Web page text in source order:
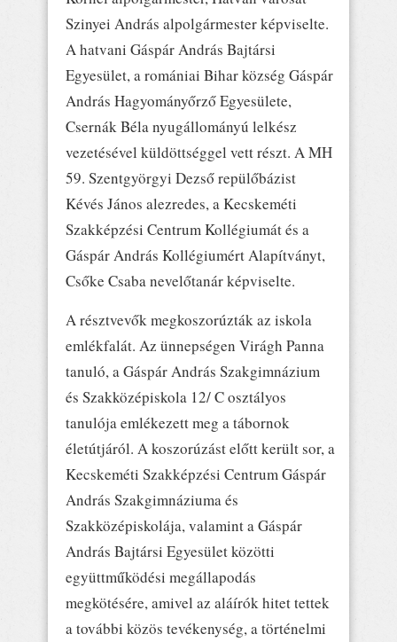
Szinyei András alpolgármester képviselte.
A hatvani Gáspár András Bajtársi
Egyesület, a romániai Bihar község Gáspár
András Hagyományőrző Egyesülete,
Csernák Béla nyugállományú lelkész
vezetésével küldöttséggel vett részt. A MH
59. Szentgyörgyi Dezső repülőbázist
Kévés János alezredes, a Kecskeméti
Szakképzési Centrum Kollégiumát és a
Gáspár András Kollégiumért Alapítványt,
Csőke Csaba nevelőtanár képviselte.
A résztvevők megkoszorúzták az iskola
emlékfalát. Az ünnepségen Virágh Panna
tanuló, a Gáspár András Szakgimnázium
és Szakközépiskola 12/ C osztályos
tanulója emlékezett meg a tábornok
életútjáról. A koszorúzást előtt került sor, a
Kecskeméti Szakképzési Centrum Gáspár
András Szakgimnáziuma és
Szakközépiskolája, valamint a Gáspár
András Bajtársi Egyesület közötti
együttműködési megállapodás
megkötésére, amivel az aláírók hitet tettek
a további közös tevékenység, a történelmi